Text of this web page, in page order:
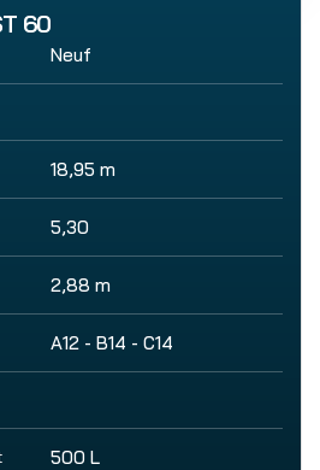
60
Neuf
18,95 m
5,30
2,88 m
A12 - B14 - C14
500 L